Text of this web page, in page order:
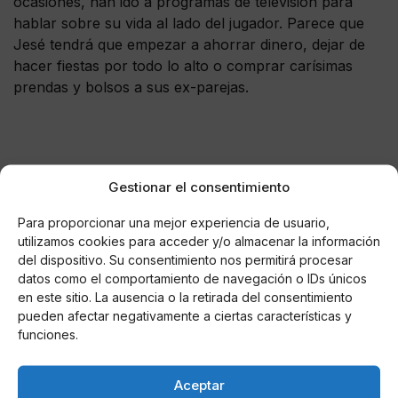
Gestionar el consentimiento
Para proporcionar una mejor experiencia de usuario,
utilizamos cookies para acceder y/o almacenar la información
del dispositivo. Su consentimiento nos permitirá procesar
datos como el comportamiento de navegación o IDs únicos
en este sitio. La ausencia o la retirada del consentimiento
pueden afectar negativamente a ciertas características y
funciones.
Aceptar
hablar sobre su vida al lado del jugador. Parece que
Jesé tendrá que empezar a ahorrar dinero, dejar de
hacer fiestas por todo lo alto o comprar carísimas
prendas y bolsos a sus ex-parejas.
— ?j? (@Josebilbo_90)January 27, 2021